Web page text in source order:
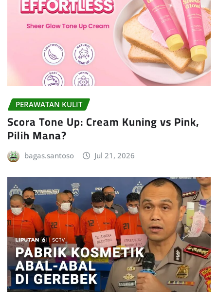
PERAWATAN KULIT
Scora Tone Up: Cream Kuning vs Pink,
Pilih Mana?
bagas.santoso Jul 21, 2026